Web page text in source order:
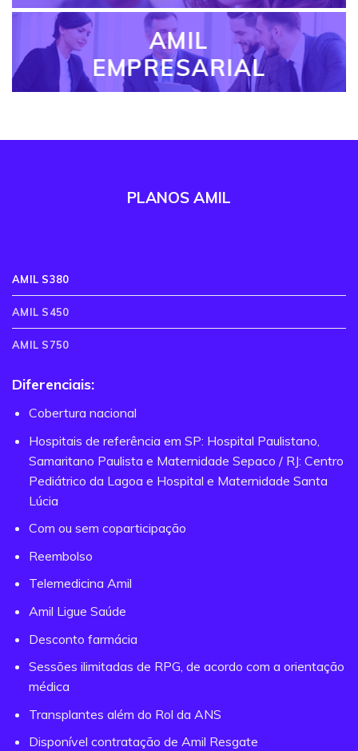
AMIL
EMPRESARIAL
PLANOS AMIL
AMIL S380
AMIL S450
AMIL S750
Diferenciais:
Cobertura nacional
Hospitais de referência em SP: Hospital Paulistano,
Samaritano Paulista e Maternidade Sepaco / RJ: Centro
Pediátrico da Lagoa e Hospital e Maternidade Santa
Lúcia
Com ou sem coparticipação
Reembolso
Telemedicina Amil
Amil Ligue Saúde
Desconto farmácia
Sessões ilimitadas de RPG, de acordo com a orientação
médica
Transplantes além do Rol da ANS
Disponível contratação de Amil Resgate